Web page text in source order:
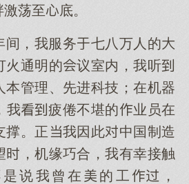
荡至底。
间，我服务七八万人的
火通明的议室内，我听
管理、先进科技；在机器
我疲倦不堪的业员在
撑。正我因此中国制造
，机缘巧合，我有幸接触
说我曾在的工，